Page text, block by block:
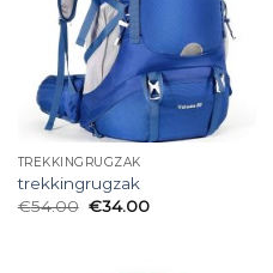
TREKKINGRUGZAK
trekkingrugzak
€54.00 €34.00